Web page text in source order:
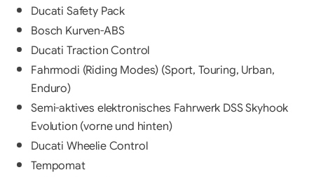
Ducati Safety Pack
Bosch Kurven-ABS
Ducati Traction Control
Fahrmodi (Riding Modes) (Sport, Touring, Urban,
Enduro)
Semi-aktives elektronisches Fahrwerk DSS Skyhook
Evolution (vorne und hinten)
Ducati Wheelie Control
Tempomat